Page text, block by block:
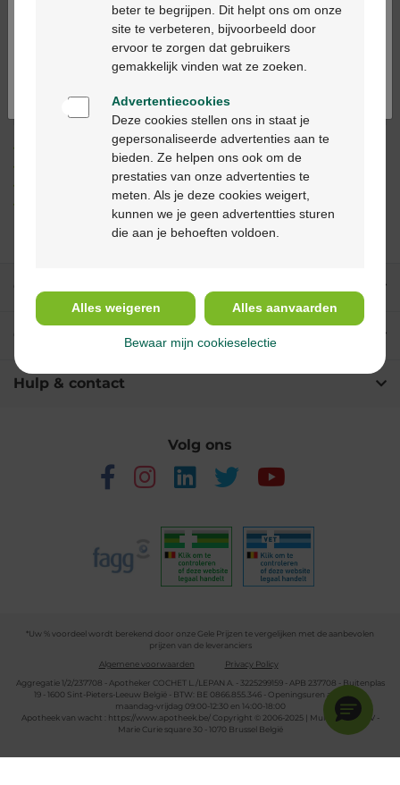
+ In winkelmandje
Max. aantal = 12
Op werkdagen vóór 12u besteld, binnen 2
werkdagen geleverd
levering in je Multipharma apotheek
levering thuis vanaf €55
betalen
Klantendienstvia chat ofcontactformulier
Over Multipharma
Hulp & contact
Volg ons
*Uw % voordeel wordt berekend door onze Gele Prijzen te vergelijken met de aanbevolen
prijzen van de leveranciers
Algemene voorwaarden
Privacy Policy
Aggregatie 1/2/237708 - Apotheker COCHET L./LEPAN A. - 3225299159 - APB 237708 - Buitenplas
19 - 1600 Sint-Pieters-Leeuw België - BTW: BE 0866.855.346 - Openingsuren apotheek:
maandag-vrijdag 09:00-12:30 en 14:00-18:00
Apotheek van wacht :
https://www.apotheek.be/Copyright © 2006-2025 | Multipharma CV -
Marie Curie square 30 - 1070 Brussel België
Ga verder in het nederlands
Continuez en français
beter te begrijpen. Dit helpt ons om onze
site te verbeteren, bijvoorbeeld door
ervoor te zorgen dat gebruikers
gemakkelijk vinden wat ze zoeken.
Advertentiecookies
Deze cookies stellen ons in staat je
gepersonaliseerde advertenties aan te
bieden. Ze helpen ons ook om de
prestaties van onze advertenties te
meten. Als je deze cookies weigert,
kunnen we je geen advertentties sturen
die aan je behoeften voldoen.
Alles weigeren Alles aanvaarden
Bewaar mijn cookieselectie